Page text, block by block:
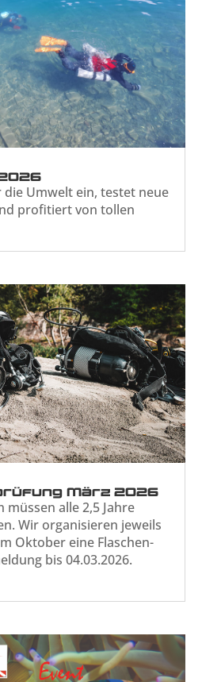
die Umwelt ein, testet neue
profitiert von tollen
März 2026
müssen alle 2,5 Jahre
Wir organisieren jeweils
Oktober eine Flaschen-
bis 04.03.2026.